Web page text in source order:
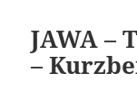
JAWA –
–